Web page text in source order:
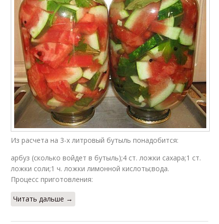
Из расчета на 3-х литровый бутыль понадобится:
арбуз (сколько войдет в бутыль);4 ст. ложки сахара;1 ст.
ложки соли;1 ч. ложки лимонной кислоты;вода.
Процесс приготовления:
Читать дальше →